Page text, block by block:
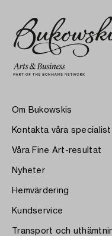
Om Bukowskis
Kontakta våra
Våra Fine Art-resultat
Nyheter
Hemvärdering
Kundservice
Transport och